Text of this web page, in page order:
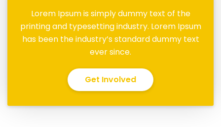
Lorem Ipsum is simply dummy text of the
printing and typesetting industry. Lorem Ipsum
has been the industry’s standard dummy text
ever since.
Get Involved